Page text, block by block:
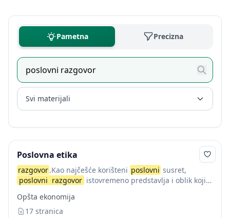
Pametna Precizna
Svi materijali
Poslovna etika
razgovor.Kao najčešće korišteni poslovni susret,
poslovni razgovor istovremeno predstavlja i oblik koji
poslovnih partnera obavi razmjena mišljenja, ukaže na
sve prednosti, ali...
Opšta ekonomija
17 stranica